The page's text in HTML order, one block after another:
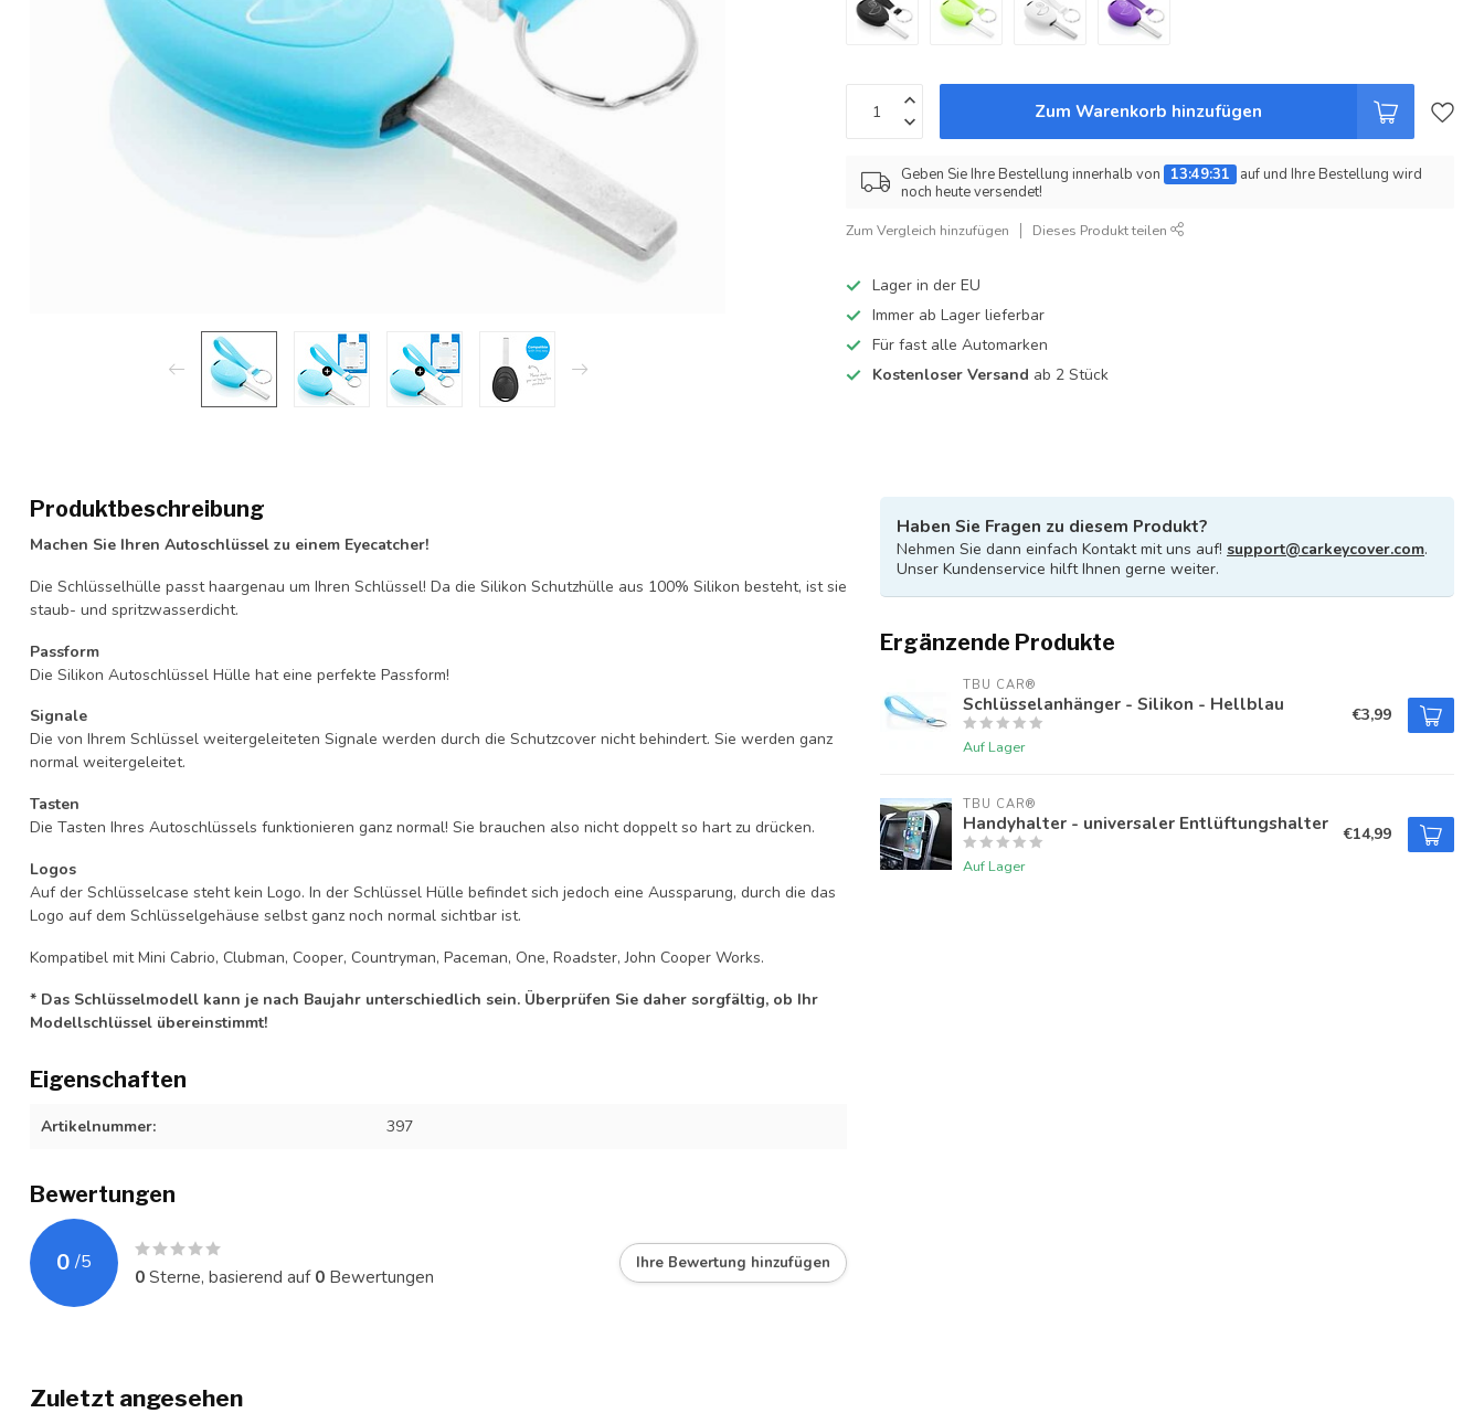
Zum Warenkorb hinzufügen
Geben Sie Ihre Bestellung innerhalb von 13:49:31
auf und Ihre Bestellung wird
noch heute versendet!
Zum Vergleich hinzufügen Dieses Produkt teilen
Lager in der EU
Immer ab Lager lieferbar
Für fast alle Automarken
Kostenloser Versand ab 2 Stück
Produktbeschreibung
Machen Sie Ihren Autoschlüssel zu einem Eyecatcher!
Die Schlüsselhülle passt haargenau um Ihren Schlüssel! Da die Silikon Schutzhülle aus 100% Silikon besteht, ist sie
staub- und spritzwasserdicht.
Passform
Die Silikon Autoschlüssel Hülle hat eine perfekte Passform!
Signale
Die von Ihrem Schlüssel weitergeleiteten Signale werden durch die Schutzcover nicht behindert. Sie werden ganz
normal weitergeleitet.
Tasten
Die Tasten Ihres Autoschlüssels funktionieren ganz normal! Sie brauchen also nicht doppelt so hart zu drücken.
Logos
Auf der Schlüsselcase steht kein Logo. In der Schlüssel Hülle befindet sich jedoch eine Aussparung, durch die das
Logo auf dem Schlüsselgehäuse selbst ganz noch normal sichtbar ist.
Kompatibel mit Mini Cabrio, Clubman, Cooper, Countryman, Paceman, One, Roadster, John Cooper Works.
* Das Schlüsselmodell kann je nach Baujahr unterschiedlich sein. Überprüfen Sie daher sorgfältig, ob Ihr
Modellschlüssel übereinstimmt!
Eigenschaften
Artikelnummer: 397
Bewertungen
0 /5
0Sterne, basierend auf0 Bewertungen
Ihre Bewertung hinzufügen
Haben Sie Fragen zu diesem Produkt?
Nehmen Sie dann einfach Kontakt mit uns auf! support@carkeycover.com.
Unser Kundenservice hilft Ihnen gerne weiter.
Ergänzende Produkte
TBU CAR®
Schlüsselanhänger - Silikon - Hellblau
Auf Lager
€3,99
TBU CAR®
Handyhalter - universaler Entlüftungshalter
Auf Lager
€14,99
Zuletzt angesehen